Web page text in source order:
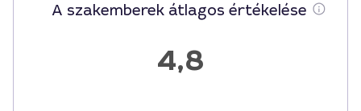
A szakemberek átlagos értékelése
4,8